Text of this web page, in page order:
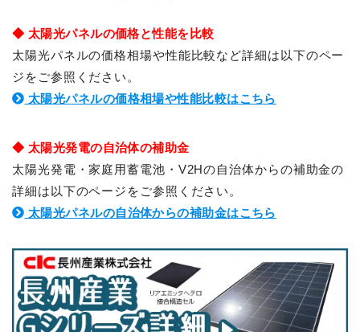
◆ 太陽光パネルの価格と性能を比較
太陽光パネルの価格相場や性能比較など詳細は以下のペー
ジをご参照ください。
太陽光パネルの価格相場や性能比較はこちら
◆ 太陽光発電の自治体の補助金
太陽光発電・家庭用蓄電池・V2Hの自治体からの補助金の
詳細は以下のページをご参照ください。
太陽光パネルの自治体からの補助金はこちら